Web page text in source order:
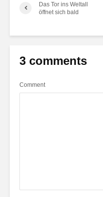
Das Tor ins Weltall
öffnet sich bald
3 comments
Comment